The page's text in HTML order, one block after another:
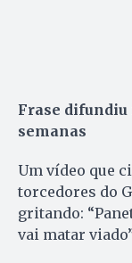
Frase difundiu
semanas
Um vídeo que
torcedores do
gritando:
vai matar